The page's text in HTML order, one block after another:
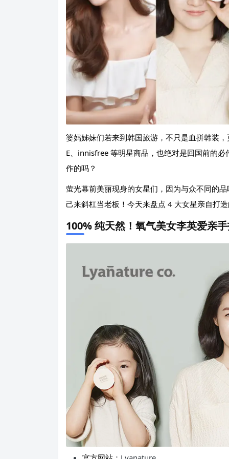
婆妈姊妹们若来到韩国旅游，不只是血拼韩装
E、innisfree 等明星商品，也绝对是回国前的
作的吗？
萤光幕前美丽现身的女星们，因为与众不同的
己来斜杠当老板！今天来盘点 4 大女星亲自打
100% 纯天然！氧气美女李英爱亲